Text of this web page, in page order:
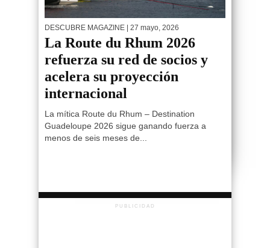
DESCUBRE MAGAZINE | 27 mayo, 2026
La Route du Rhum 2026
refuerza su red de socios y
acelera su proyección
internacional
La mítica Route du Rhum – Destination
Guadeloupe 2026 sigue ganando fuerza a
menos de seis meses de...
PUBLICIDAD